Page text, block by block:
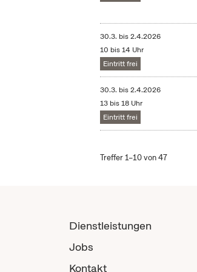
30.3. bis2.4.2026
10 bis 14 Uhr
Eintritt frei
30.3. bis2.4.2026
13 bis 18 Uhr
Eintritt frei
Treffer 1–10 von 47
Dienstleistungen
Jobs
Kontakt